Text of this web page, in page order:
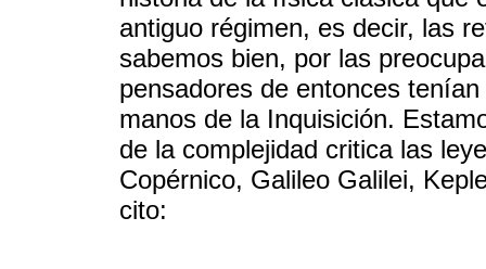
antiguo régimen, es decir, las
sabemos bien, por las
pensadores de entonces
manos de la Inquisición.
de la complejidad critica las
Copérnico, Galileo Galilei,
cito: